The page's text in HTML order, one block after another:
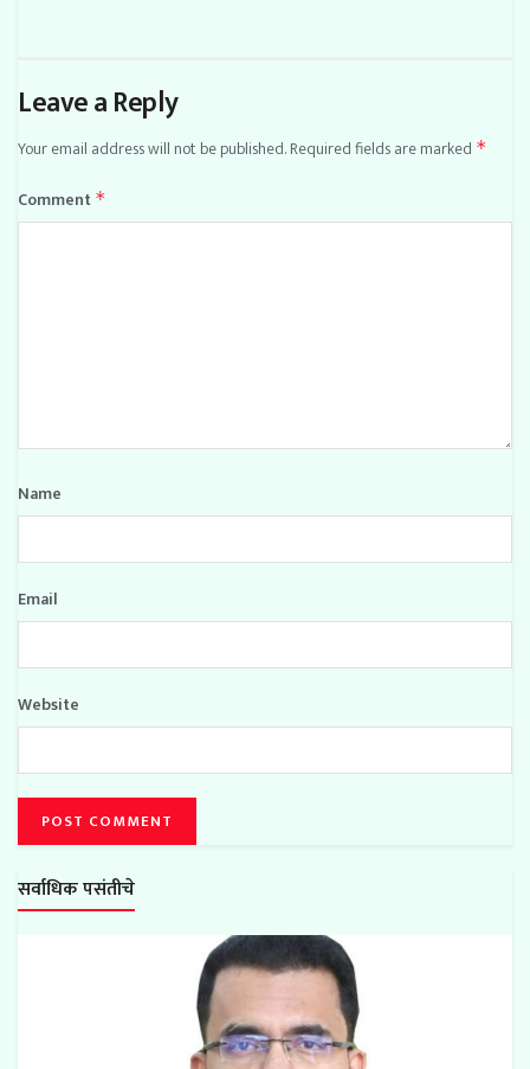
Leave a Reply
Your email address will not be published.Required fields are marked *
Comment *
Name
Email
Website
सर्वाधिक पसंतीचे